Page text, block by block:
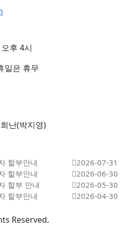
후 4시
일은 휴무
난(박지영)
할부안내
2026-07-31
할부안내
2026-06-30
할부 안내
2026-05-30
할부안내
2026-04-30
Reserved.